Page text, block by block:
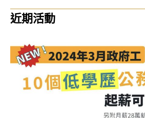
近期活動